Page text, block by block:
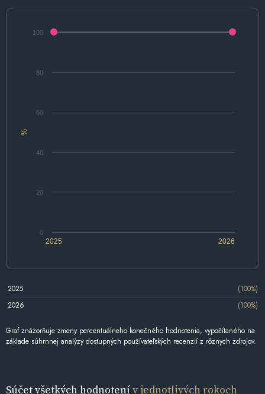
%
2025 2026
0
20
40
60
80
100
2025
(100%)
2026
(100%)
Graf znázorňuje zmeny percentuálneho konečného hodnotenia, vypočítaného na
základe súhrnnej analýzy dostupných používateľských recenzií z rôznych zdrojov.
Súčet všetkých hodnotenív jednotlivých rokoch